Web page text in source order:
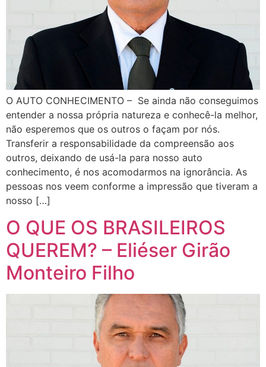
O AUTO CONHECIMENTO – Se ainda não conseguimos
entender a nossa própria natureza e conhecê-la melhor,
não esperemos que os outros o façam por nós.
Transferir a responsabilidade da compreensão aos
outros, deixando de usá-la para nosso auto
conhecimento, é nos acomodarmos na ignorância. As
pessoas nos veem conforme a impressão que tiveram a
nosso […]
O QUE OS BRASILEIROS
QUEREM? – Eliéser Girão
Monteiro Filho